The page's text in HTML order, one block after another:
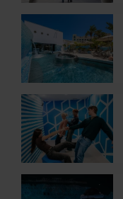
gardé
près
de…
Arts
Valencia
Les
meilleurs
spas
pour
une
journée
de
détente
à
Valencia
Musée
des
Illusions
de
Valencia
:
Illusions
Des